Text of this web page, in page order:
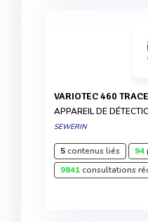
VARIOTEC 460
APPAREIL DE
SEWERIN
5contenus liés 94
9841consultations